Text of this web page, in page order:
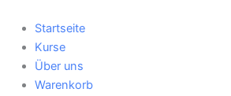
Inhalt
springen
Startseite
Kurse
Über uns
Warenkorb